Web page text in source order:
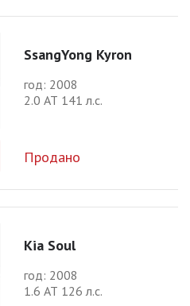
SsangYong Kyron
год: 2008
2.0 АТ 141 л.с.
Продано
Kia Soul
год: 2008
1.6 АТ 126 л.с.